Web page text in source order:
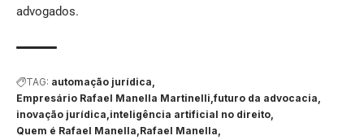
advogados.
TAG: automação jurídica
Empresário Rafael Manella Martinelli futuro da advocacia
inovação jurídica inteligência artificial no direito
Quem é Rafael Manella Rafael Manella